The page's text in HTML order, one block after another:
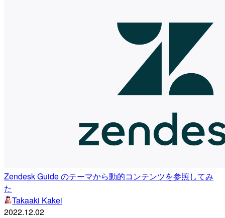
Zendesk Guide のテーマから動的コンテンツを参照してみ
た
Takaaki Kakei
2022.12.02